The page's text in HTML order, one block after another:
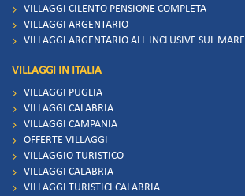
VILLAGGI CILENTO PENSIONE COMPLETA
VILLAGGI ARGENTARIO
VILLAGGI ARGENTARIO ALL INCLUSIVE SUL MARE
VILLAGGI IN ITALIA
VILLAGGI PUGLIA
VILLAGGI CALABRIA
VILLAGGI CAMPANIA
OFFERTE VILLAGGI
VILLAGGIO TURISTICO
VILLAGGI CALABRIA
VILLAGGI TURISTICI CALABRIA